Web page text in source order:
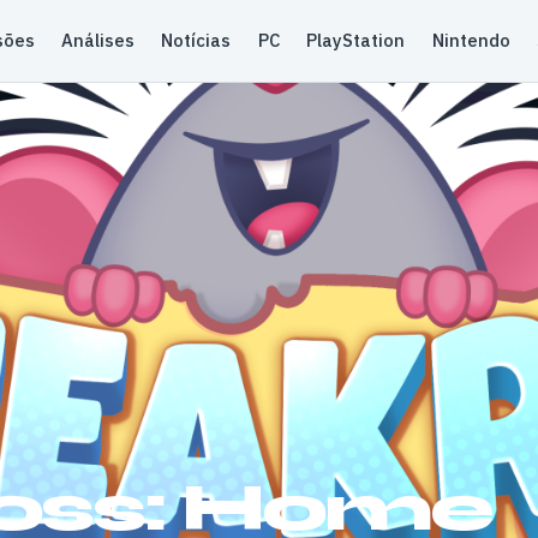
Análises Notícias PC PlayStation Nintendo
Home